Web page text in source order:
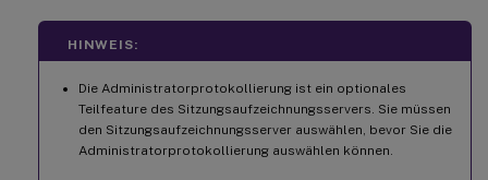
HINWEIS:
Die Administratorprotokollierung ist ein optionales
Teilfeature des Sitzungsaufzeichnungsservers. Sie müssen
den Sitzungsaufzeichnungsserver auswählen, bevor Sie die
Administratorprotokollierung auswählen können.